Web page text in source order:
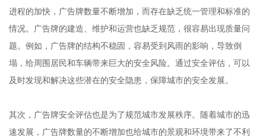
进程的加快，广告牌数量不断增加，而存在缺乏统一管理和标准的
情况。广告牌的建造、维护和运营也缺乏规范，很容易出现质量问
题。例如，广告牌的结构不稳固，容易受到风雨的影响，导致倒
塌，给周围居民和车辆带来巨大的安全风险。通过安全评估，可以
及时发现和解决这些潜在的安全隐患，保障城市的安全发展。
其次，广告牌安全评估也是为了规范城市发展秩序。随着城市的迅
速发展，广告牌数量的不断增加也给城市的景观和环境带来了不利